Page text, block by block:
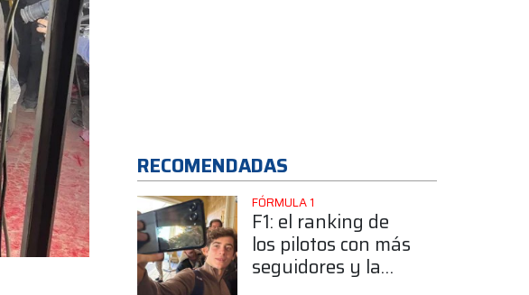
RECOMENDADAS
FÓRMULA 1
F1: el ranking de
los pilotos con más
seguidores y la